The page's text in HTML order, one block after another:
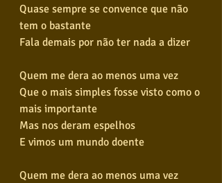
Quase sempre se convence que não
tem o bastante
Fala demais por não ter nada a dizer
Quem me dera ao menos uma vez
Que o mais simples fosse visto como o
mais importante
Mas nos deram espelhos
E vimos um mundo doente
Quem me dera ao menos uma vez